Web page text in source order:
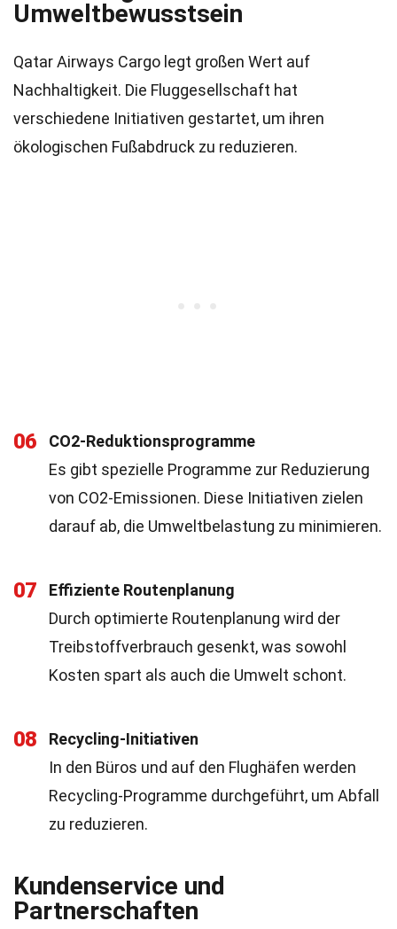
Umweltbewusstsein
Qatar Airways Cargo legt großen Wert auf
Nachhaltigkeit. Die Fluggesellschaft hat
verschiedene Initiativen gestartet, um ihren
ökologischen Fußabdruck zu reduzieren.
06
CO2-Reduktionsprogramme
Es gibt spezielle Programme zur Reduzierung
von CO2-Emissionen. Diese Initiativen zielen
darauf ab, die Umweltbelastung zu minimieren.
07
Effiziente Routenplanung
Durch optimierte Routenplanung wird der
Treibstoffverbrauch gesenkt, was sowohl
Kosten spart als auch die Umwelt schont.
08
Recycling-Initiativen
In den Büros und auf den Flughäfen werden
Recycling-Programme durchgeführt, um Abfall
zu reduzieren.
Kundenservice und
Partnerschaften